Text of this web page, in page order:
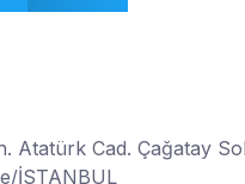
Atatürk Cad. Çağatay
İSTANBUL